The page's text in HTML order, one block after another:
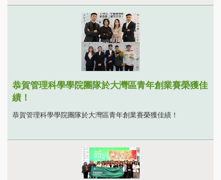
恭賀管理科學學院團隊於大灣區青年創業賽榮獲佳
績！
恭賀管理科學學院團隊於大灣區青年創業賽榮獲佳績！